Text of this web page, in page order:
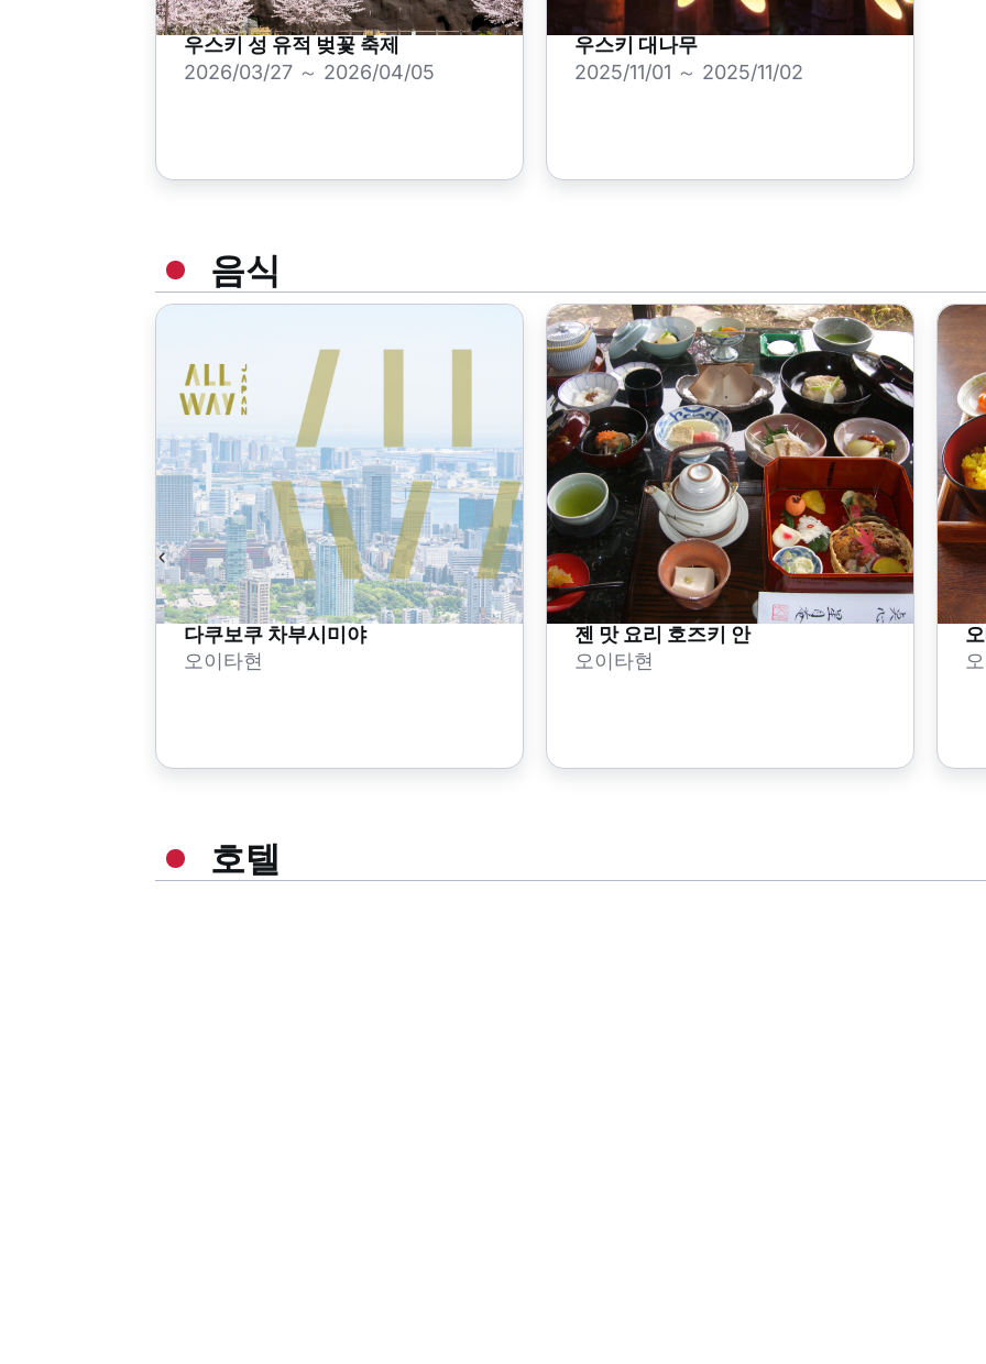
우스키 성 유적 벚꽃 축제
2026/03/27 ～ 2026/04/05
우스키 대나무
2025/11/01 ～ 2025/11/02
음식
다쿠보쿠 차부시미야
오이타현
젠 맛 요리 호즈키 안
오이타현
호텔